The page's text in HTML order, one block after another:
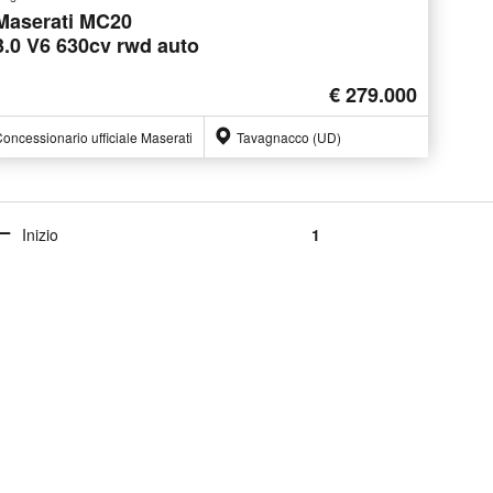
MC20
V6 630cv rwd auto
€ 279.000
ufficiale Maserati Tavagnacco (UD)
Inizio 1